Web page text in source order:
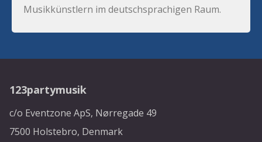
Musikkünstlern im deutschsprachigen Raum.
123partymusik
c/o Eventzone ApS, Nørregade 49
7500 Holstebro, Denmark